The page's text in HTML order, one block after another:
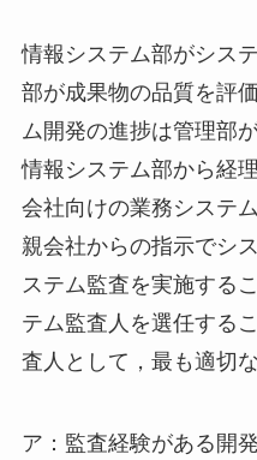
情報システム部がシス
部が成果物の品質を評
ム開発の進捗は管理部
情報システム部から経
会社向けの業務システ
親会社からの指示でシ
ステム監査を実施する
テム監査人を選任する
査人として，最も適切
ア：監査経験がある開